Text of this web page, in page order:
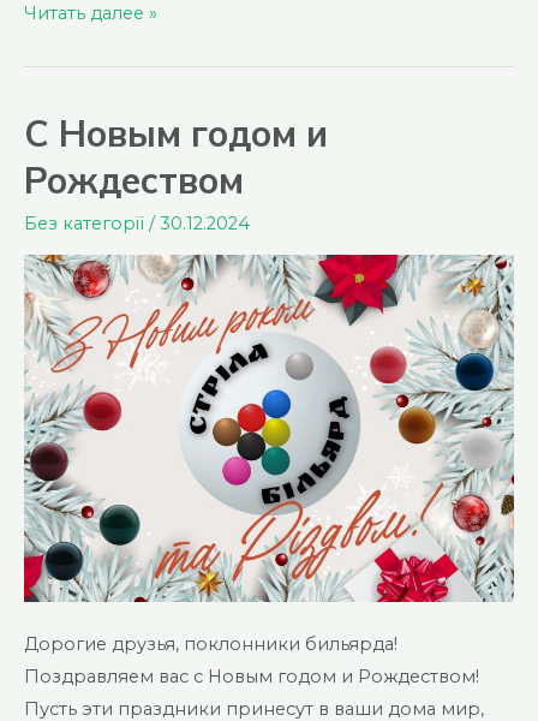
Внимание!
официальные
правила
Читать далее »
С Новым годом и
Рождеством
Без категорії /30.12.2024
Дорогие друзья, поклонники бильярда!
Поздравляем вас с Новым годом и Рождеством!
Пусть эти праздники принесут в ваши дома мир,